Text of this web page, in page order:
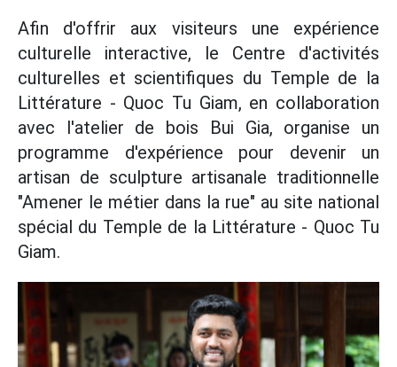
Afin d'offrir aux visiteurs une expérience
culturelle interactive, le Centre d'activités
culturelles et scientifiques du Temple de la
Littérature - Quoc Tu Giam, en collaboration
avec l'atelier de bois Bui Gia, organise un
programme d'expérience pour devenir un
artisan de sculpture artisanale traditionnelle
"Amener le métier dans la rue" au site national
spécial du Temple de la Littérature - Quoc Tu
Giam.